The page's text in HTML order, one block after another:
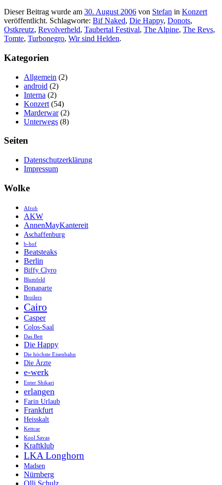
Dieser Beitrag wurde am 30. August 2006 von Stefan in Konzert
veröffentlicht. Schlagworte: Bif Naked, Die Happy, Donots,
Ostkreutz, Revolverheld, Taubertal Festival, The Alpine, The Revs,
Tomte, Turbonegro, Wir sind Helden.
Kategorien
Allgemein (2)
android (2)
Interna (2)
Konzert (54)
Marderwar(2)
Unterwegs (8)
Seiten
Datenschutzerklärung
Impressum
Wolke
Afrob
AKW
AnnenMayKantereit
Aschaffenburg
b-hof
Beatsteaks
Berlin
Biffy Clyro
Blumfeld
Bonaparte
Broilers
Cairo
Casper
Colos-Saal
Das Bett
Die Happy
Die höchste Eisenbahn
Die Ärzte
e-werk
Enter Shikari
erlangen
Farin Urlaub
Frankfurt
Heisskalt
Kettcar
Kool Savas
Kraftklub
LKA Longhorn
Madsen
Nürnberg
Olli Schulz